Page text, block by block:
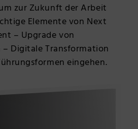
zur Zukunft der Arbeit
Elemente von Next
– Upgrade von
– Digitale Transformation
eingehen.